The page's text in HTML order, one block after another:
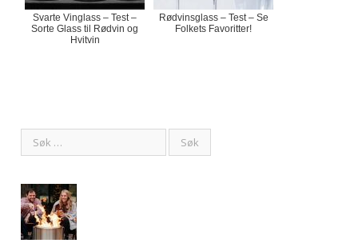
Svarte Vinglass – Test –
Sorte Glass til Rødvin og
Hvitvin
Rødvinsglass – Test – Se
Folkets Favoritter!